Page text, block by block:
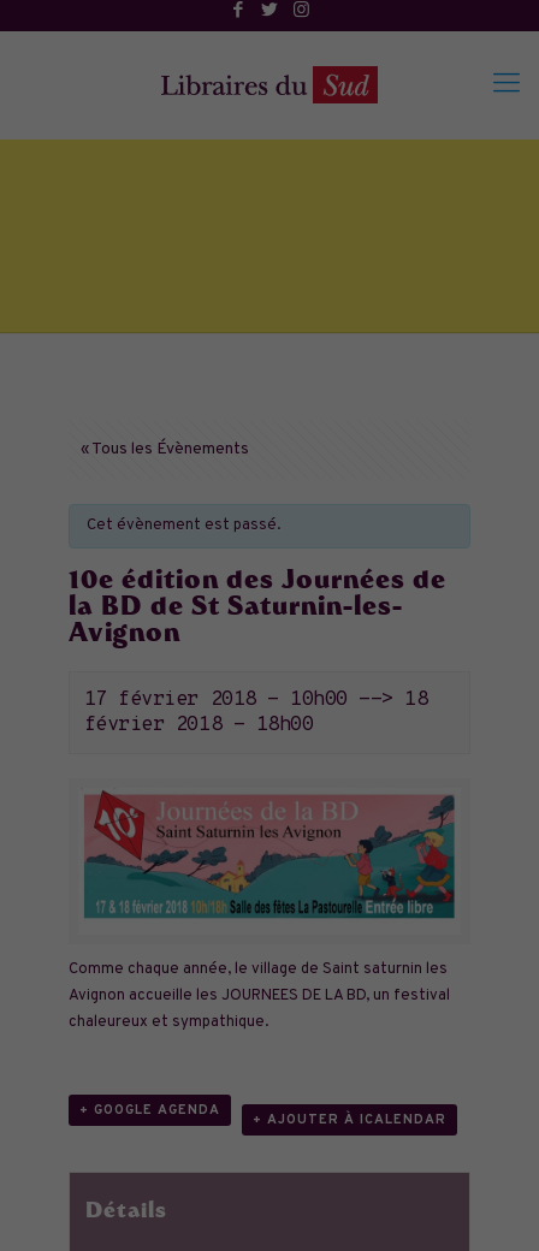
« Tous les Évènements
Cet évènement est passé.
10e édition des Journées de
la BD de St Saturnin-les-
Avignon
17 février 2018 - 10h00 --> 18
février 2018 - 18h00
Comme chaque année, le village de Saint saturnin les
Avignon accueille les JOURNEES DE LA BD, un festival
chaleureux et sympathique.
+ GOOGLE AGENDA
+ AJOUTER À ICALENDAR
Détails